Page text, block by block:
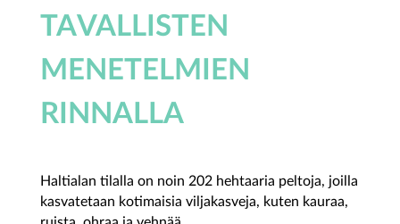
TAVALLISTEN
MENETELMIEN
RINNALLA
Haltialan tilalla on noin 202 hehtaaria peltoja, joilla
kasvatetaan kotimaisia viljakasveja, kuten kauraa,